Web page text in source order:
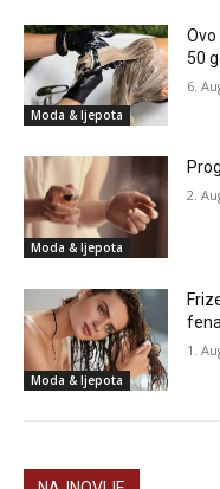
Moda & ljepota
50
6.
Moda & ljepota
2.
Moda & ljepota
1.